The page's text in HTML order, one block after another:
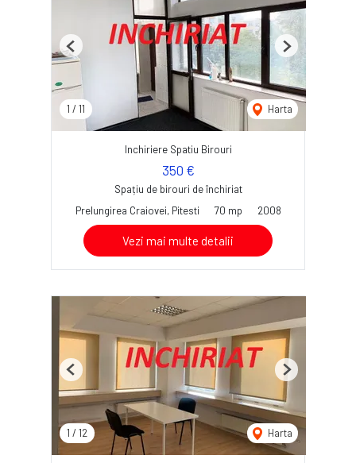
1 / 11 Harta
Previous Next
Inchiriere Spatiu Birouri
350 €
Spațiu de birouri de închiriat
Prelungirea Craiovei, Pitesti
70 mp 2008
Vezi mai multe detalii
1 / 12 Harta
Previous Next